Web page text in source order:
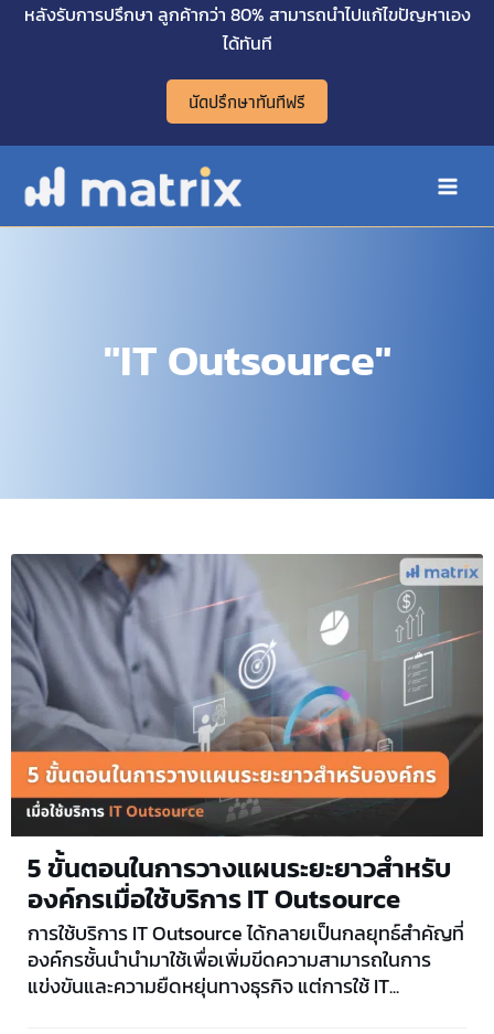
Skipหลังรับการปรึกษา ลูกค้ากว่า 80% สามารถนำไปแก้ไขปัญหาเอง
ได้ทันที
นัดปรึกษาทันทีฟรี
Main
"IT Outsource"
5 ขั้นตอนในการวางแผนระยะยาวสำหรับ
องค์กรเมื่อใช้บริการ IT Outsource
การใช้บริการ IT Outsource ได้กลายเป็นกลยุทธ์สำคัญที่
องค์กรชั้นนำนำมาใช้เพื่อเพิ่มขีดความสามารถในการ
แข่งขันและความยืดหยุ่นทางธุรกิจ แต่การใช้ IT...